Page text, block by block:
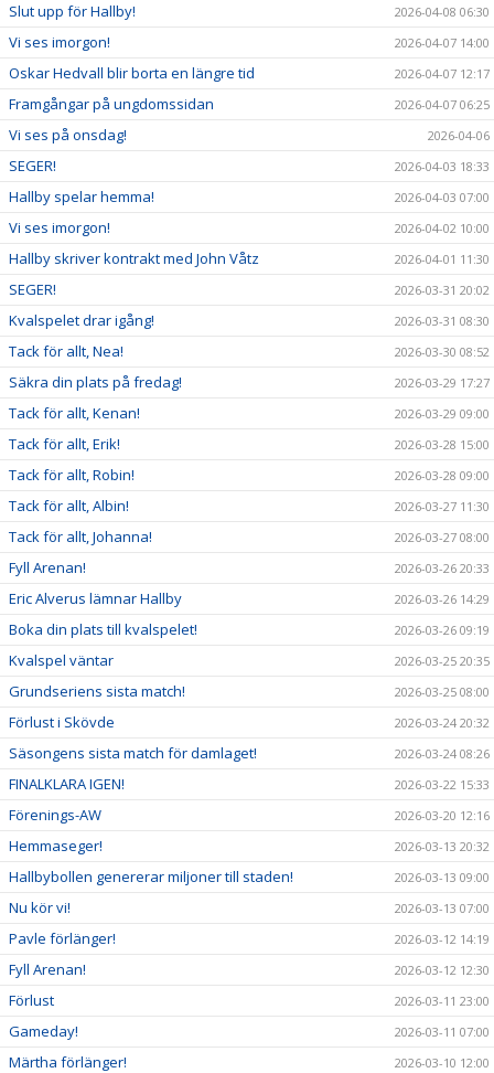
Slut upp för Hallby! 2026-04-08 06:30
Vi ses imorgon! 2026-04-07 14:00
Oskar Hedvall blir borta en längre tid 2026-04-07 12:17
Framgångar på ungdomssidan 2026-04-07 06:25
Vi ses på onsdag! 2026-04-06
SEGER! 2026-04-03 18:33
Hallby spelar hemma! 2026-04-03 07:00
Vi ses imorgon! 2026-04-02 10:00
Hallby skriver kontrakt med John Våtz 2026-04-01 11:30
SEGER! 2026-03-31 20:02
Kvalspelet drar igång! 2026-03-31 08:30
Tack för allt, Nea! 2026-03-30 08:52
Säkra din plats på fredag! 2026-03-29 17:27
Tack för allt, Kenan! 2026-03-29 09:00
Tack för allt, Erik! 2026-03-28 15:00
Tack för allt, Robin! 2026-03-28 09:00
Tack för allt, Albin! 2026-03-27 11:30
Tack för allt, Johanna! 2026-03-27 08:00
Fyll Arenan! 2026-03-26 20:33
Eric Alverus lämnar Hallby 2026-03-26 14:29
Boka din plats till kvalspelet! 2026-03-26 09:19
Kvalspel väntar 2026-03-25 20:35
Grundseriens sista match! 2026-03-25 08:00
Förlust i Skövde 2026-03-24 20:32
Säsongens sista match för damlaget! 2026-03-24 08:26
FINALKLARA IGEN! 2026-03-22 15:33
Förenings-AW 2026-03-20 12:16
Hemmaseger! 2026-03-13 20:32
Hallbybollen genererar miljoner till staden! 2026-03-13 09:00
Nu kör vi! 2026-03-13 07:00
Pavle förlänger! 2026-03-12 14:19
Fyll Arenan! 2026-03-12 12:30
Förlust 2026-03-11 23:00
Gameday! 2026-03-11 07:00
Märtha förlänger! 2026-03-10 12:00